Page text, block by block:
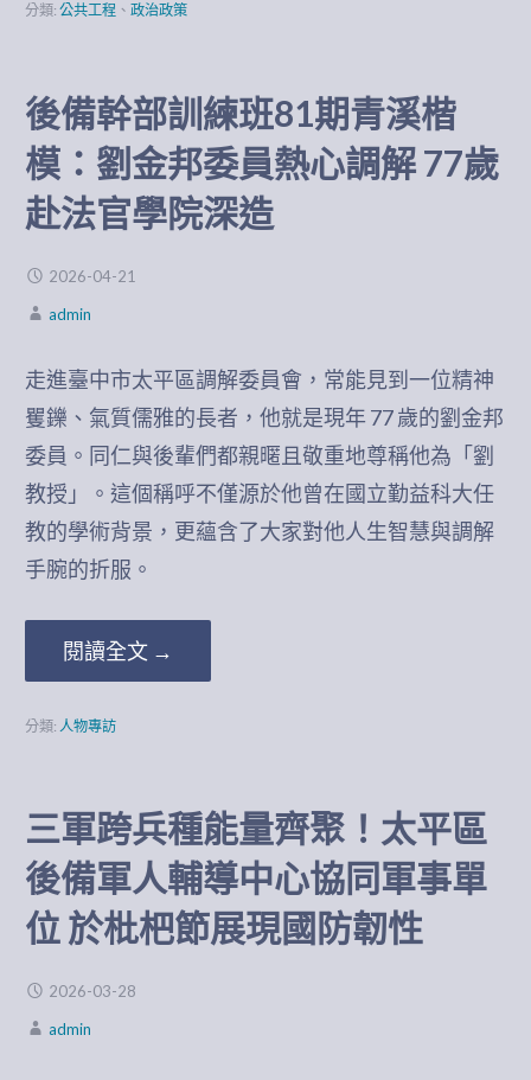
分類: 公共工程、 政治政策
後備幹部訓練班81期青溪楷
模：劉金邦委員熱心調解 77歲
赴法官學院深造
2026-04-21
admin
走進臺中市太平區調解委員會，常能見到一位精神
矍鑠、氣質儒雅的長者，他就是現年 77 歲的劉金邦
委員。同仁與後輩們都親暱且敬重地尊稱他為「劉
教授」。這個稱呼不僅源於他曾在國立勤益科大任
教的學術背景，更蘊含了大家對他人生智慧與調解
手腕的折服。
閱讀全文 →
分類: 人物專訪
三軍​跨兵種能量齊聚！太平區
後備軍人輔導中心協同軍事單
位 於枇杷節展現國防韌性
2026-03-28
admin